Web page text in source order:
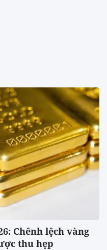
Chênh lệch vàng
thu hẹp